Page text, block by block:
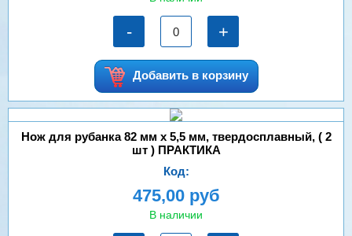
- +
Добавить в корзину
Нож для рубанка 82 мм х 5,5 мм, твердосплавный, ( 2
шт ) ПРАКТИКА
Код:
475,00 руб
В наличии